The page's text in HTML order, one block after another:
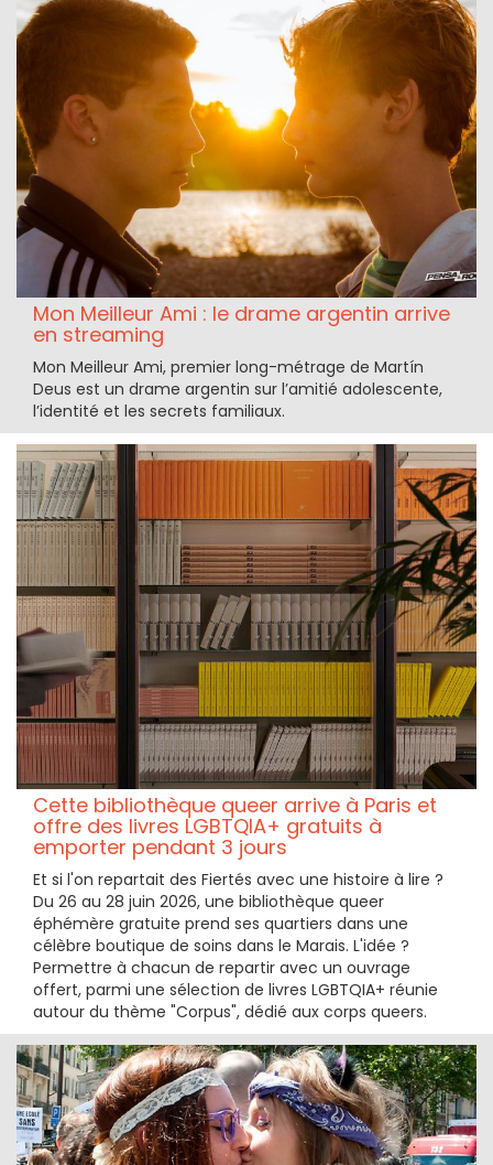
Mon Meilleur Ami : le drame argentin arrive
en streaming
Mon Meilleur Ami, premier long-métrage de Martín
Deus est un drame argentin sur l’amitié adolescente,
l’identité et les secrets familiaux.
Cette bibliothèque queer arrive à Paris et
offre des livres LGBTQIA+ gratuits à
emporter pendant 3 jours
Et si l'on repartait des Fiertés avec une histoire à lire ?
Du 26 au 28 juin 2026, une bibliothèque queer
éphémère gratuite prend ses quartiers dans une
célèbre boutique de soins dans le Marais. L'idée ?
Permettre à chacun de repartir avec un ouvrage
offert, parmi une sélection de livres LGBTQIA+ réunie
autour du thème "Corpus", dédié aux corps queers.